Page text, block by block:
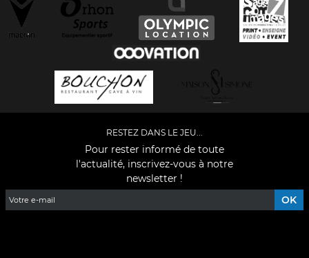
RESTEZ DANS LE JEU...
Pour rester informé de toute
l'actualité, inscrivez-vous à notre
newsletter !